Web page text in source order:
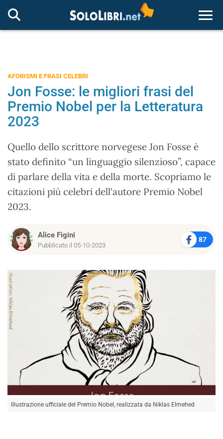
AFORISMI E FRASI CELEBRI
Jon Fosse: le migliori frasi del
Premio Nobel per la Letteratura
2023
Quello dello scrittore norvegese Jon Fosse è
stato definito “un linguaggio silenzioso”, capace
di parlare della vita e della morte. Scopriamo le
citazioni più celebri dell'autore Premio Nobel
2023.
Alice Figini
Pubblicato il 05-10-2023
87
Illustrazione ufficiale del Premio Nobel, realizzata da Niklas Elmehed